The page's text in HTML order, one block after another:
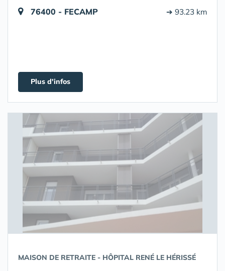
76400 - FECAMP ➔ 93.23 km
Plus d'infos
MAISON DE RETRAITE - HÔPITAL RENÉ LE HÉRISSÉ